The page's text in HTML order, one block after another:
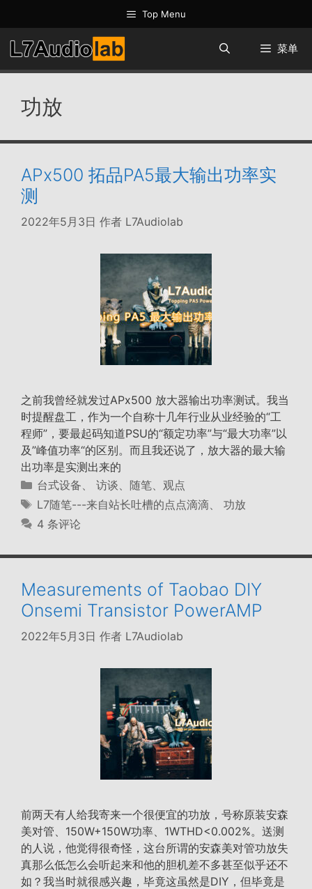
至
内
容
Top Menu
菜单
功放
APx500 拓品PA5最大输出功率实
测
2022年5月3日 作者 L7Audiolab
之前我曾经就发过APx500 放大器输出功率测试。我当
时提醒盘工，作为一个自称十几年行业从业经验的“工
程师”，要最起码知道PSU的“额定功率”与“最大功率”以
及”峰值功率“的区别。而且我还说了，放大器的最大输
出功率是实测出来的
分
类
台式设备、 访谈、随笔、观点
标
签
L7随笔---来自站长吐槽的点点滴滴、 功放
4 条评论
Measurements of Taobao DIY
Onsemi Transistor PowerAMP
2022年5月3日 作者 L7Audiolab
前两天有人给我寄来一个很便宜的功放，号称原装安森
美对管、150W+150W功率、1WTHD<0.002%。送测
的人说，他觉得很奇怪，这台所谓的安森美对管功放失
真那么低怎么会听起来和他的胆机差不多甚至似乎还不
如？我当时就很感兴趣，毕竟这虽然是DIY，但毕竟是